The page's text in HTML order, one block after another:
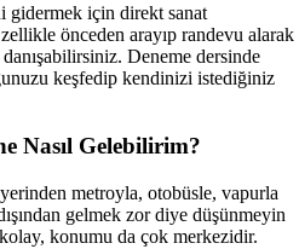
gidermek için direkt sanat
önceden arayıp randevu alarak
Deneme dersinde
keşfedip kendinizi istediğiniz
Nasıl Gelebilirim?
metroyla, otobüsle, vapurla
gelmek zor diye düşünmeyin
konumu da çok merkezidir.